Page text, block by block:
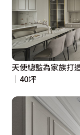
天使總監為家族打
│40坪